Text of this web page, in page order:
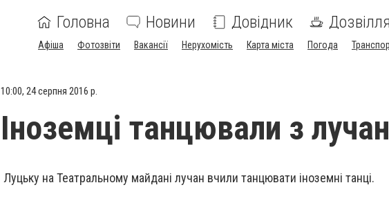
Головна Новини Довідник Дозвілля
Афіша Фотозвіти Вакансії Нерухомість Карта міста Погода
10:00, 24 серпня 2016 р.
Іноземці танцювали з
Луцьку на Театральному майдані лучан вчили танцювати іноземні танці.